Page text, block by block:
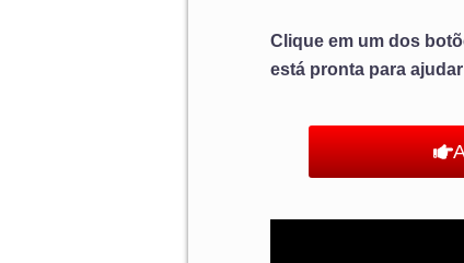
Clique em um dos
está pronta para